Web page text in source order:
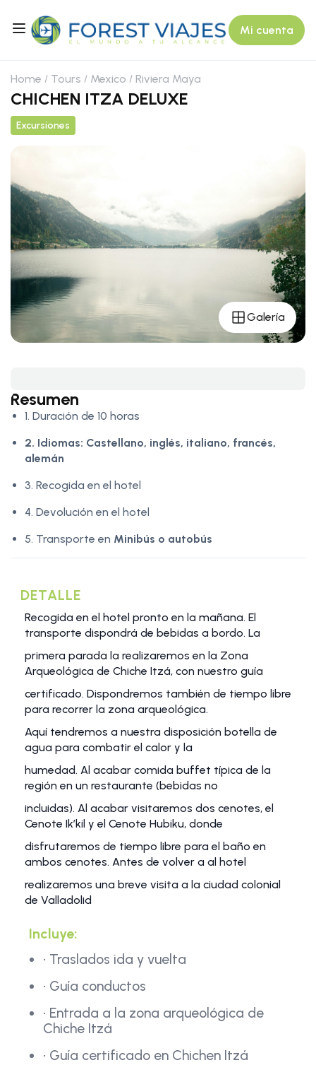
Mi cuenta
Home Tours Mexico Riviera Maya
CHICHEN ITZA DELUXE
Excursiones
Galería
Resumen
1. Duración de 10 horas
2. Idiomas: Castellano, inglés, italiano, francés,
alemán
3. Recogida en el hotel
4. Devolución en el hotel
5. Transporte en Minibús o autobús
DETALLE
Recogida en el hotel pronto en la mañana. El
transporte dispondrá de bebidas a bordo. La
primera parada la realizaremos en la Zona
Arqueológica de Chiche Itzá, con nuestro guía
certificado. Dispondremos también de tiempo libre
para recorrer la zona arqueológica.
Aquí tendremos a nuestra disposición botella de
agua para combatir el calor y la
humedad. Al acabar comida buffet típica de la
región en un restaurante (bebidas no
incluidas). Al acabar visitaremos dos cenotes, el
Cenote Ik’kil y el Cenote Hubiku, donde
disfrutaremos de tiempo libre para el baño en
ambos cenotes. Antes de volver a al hotel
realizaremos una breve visita a la ciudad colonial
de Valladolid
Incluye:
• Traslados ida y vuelta
• Guía conductos
• Entrada a la zona arqueológica de
Chiche Itzá
• Guía certificado en Chichen Itzá